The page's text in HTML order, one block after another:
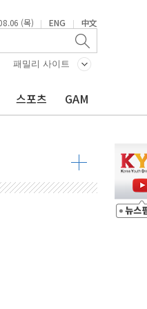
(목) | ENG | 中文
패밀리 사이트
스포츠 GAM
려
에너지 '앞장'